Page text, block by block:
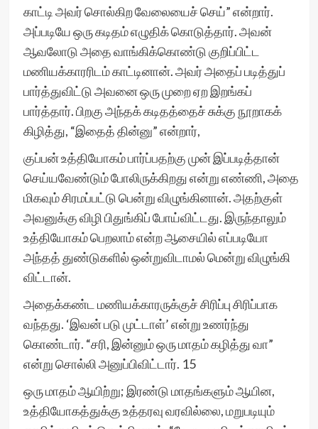
காட்டி அவர் சொல்கிற வேலையைச் செய்” என்றார்.
அப்படியே ஒரு கடிதம் எழுதிக் கொடுத்தார். ⁠அவன்
ஆவலோடு அதை வாங்கிக்கொண்டு குறிப்பிட்ட
மணியக்காரரிடம் காட்டினான். அவர் அதைப் படித்துப்
பார்த்துவிட்டு அவனை ஒரு முறை ஏற இறங்கப்
பார்த்தார். பிறகு அந்தக் கடிதத்தைச் சுக்கு நூறாகக்
கிழித்து, “இதைத் தின்னு” என்றார்,
⁠குப்பன் உத்தியோகம் பார்ப்பதற்கு முன் இப்படித்தான்
செய்யவேண்டும் போலிருக்கிறது என்று எண்ணி, அதை
மிகவும் சிரமப்பட்டு பென்று விழுங்கினான். அதற்குள்
அவனுக்கு விழி பிதுங்கிப் போய்விட்டது. இருந்தாலும்
உத்தியோகம் பெறலாம் என்ற ஆசையில் எப்படியோ
அந்தத் துண்டுகளில் ஒன்றுவிடாமல் மென்று விழுங்கி
விட்டான்.
⁠அதைக்கண்ட மணியக்காரருக்குச் சிரிப்பு சிரிப்பாக
வந்தது. ‘இவன் படு முட்டாள்’ என்று உணர்ந்து
கொண்டார். “சரி, இன்னும் ஒரு மாதம் கழித்து வா”
என்று சொல்லி அனுப்பிவிட்டார். 15
⁠ஒரு மாதம் ஆயிற்று; இரண்டு மாதங்களும் ஆயின,
உத்தியோகத்துக்கு உத்தரவு வரவில்லை, ⁠மறுபடியும்